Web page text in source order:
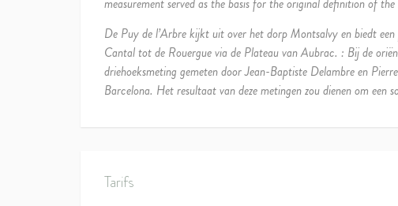
De Puy de l’Arbre kijkt uit over het dorp Montsalvy en biedt
Cantal tot de Rouergue via de Plateau van Aubrac. : Bij de
driehoeksmeting gemeten door Jean-Baptiste Delambre en
Barcelona. Het resultaat van deze metingen zou dienen om een
Tarifs